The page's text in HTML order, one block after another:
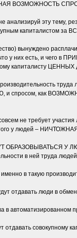
ВОЗМОЖНОСТЬ
не анализируй эту
капиталистом за
вынуждено
у них есть, и чего в
капиталисту ЦЕННЫХ
труда
спросом, как
не требует
у людей –
ОБРАЗОВЫВАТЬСЯ У
в ней труда
именно в такую
отдавать люди в
в автоматизированном
отдавать совокупному